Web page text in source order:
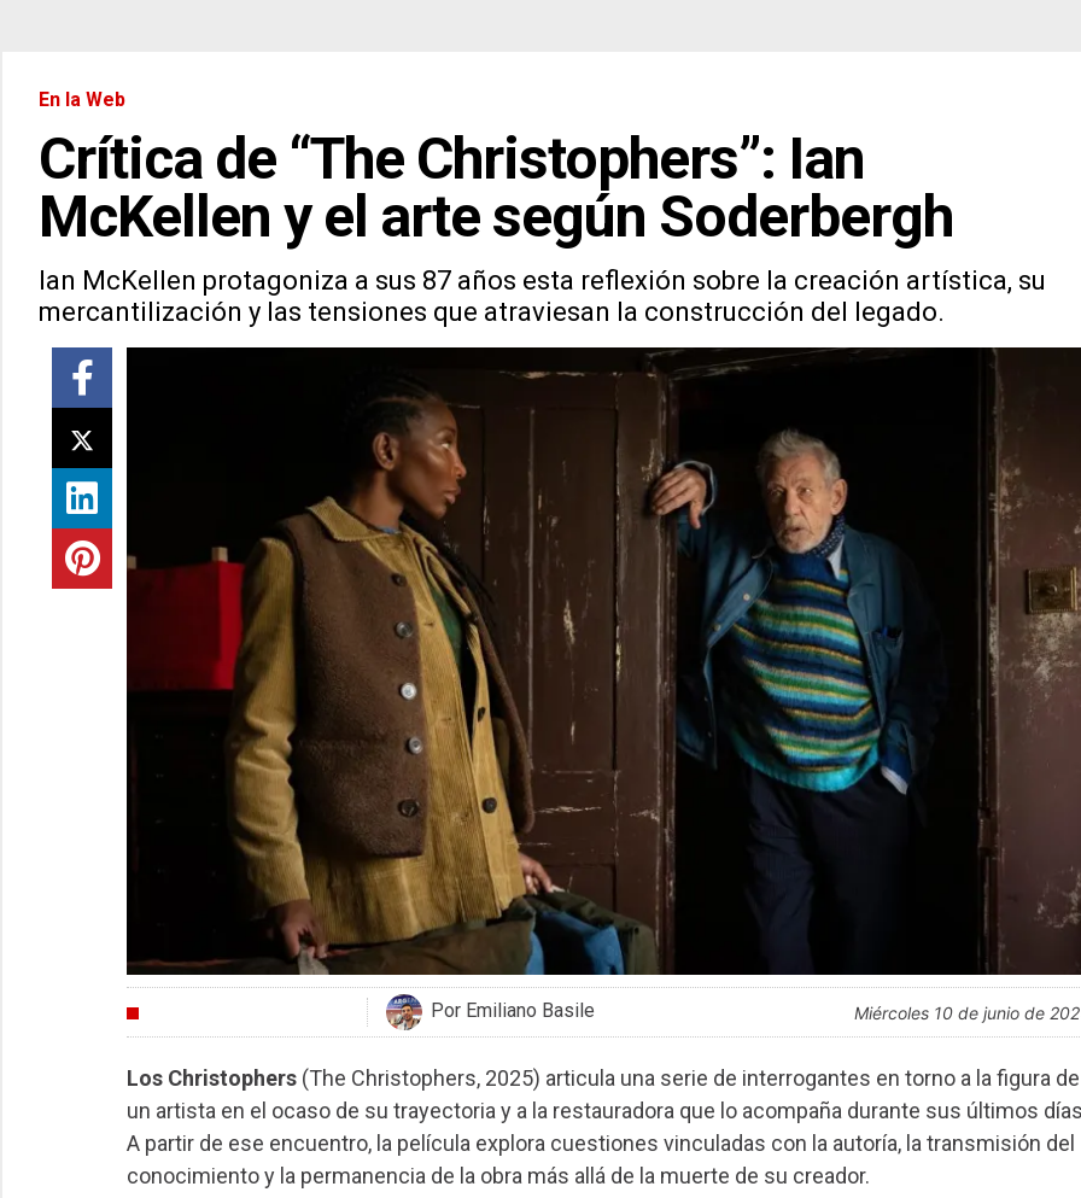
En la Web
Crítica de “The Christophers”: Ian
McKellen y el arte según Soderbergh
Ian McKellen protagoniza a sus 87 años esta reflexión sobre la creación artística, su
mercantilización y las tensiones que atraviesan la construcción del legado.
Por Emiliano Basile miércoles 10 de junio de
Los Christophers(The Christophers, 2025) articula una serie de interrogantes en torno a la figura de
un artista en el ocaso de su trayectoria y a la restauradora que lo acompaña durante sus últimos
A partir de ese encuentro, la película explora cuestiones vinculadas con la autoría, la transmisión del
conocimiento y la permanencia de la obra más allá de la muerte de su creador.